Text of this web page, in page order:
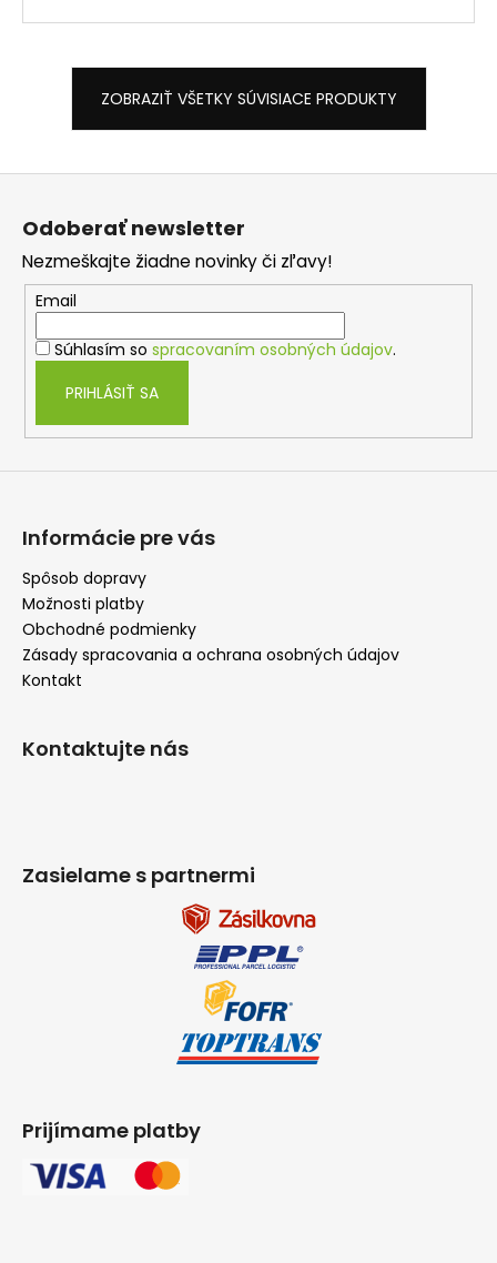
ZOBRAZIŤ VŠETKY SÚVISIACE PRODUKTY
Odoberať newsletter
Nezmeškajte žiadne novinky či zľavy!
Email
Súhlasím so spracovaním osobných údajov.
PRIHLÁSIŤ SA
Informácie pre vás
Spôsob dopravy
Možnosti platby
Obchodné podmienky
Zásady spracovania a ochrana osobných údajov
Kontakt
Kontaktujte nás
Zasielame s partnermi
Prijímame platby